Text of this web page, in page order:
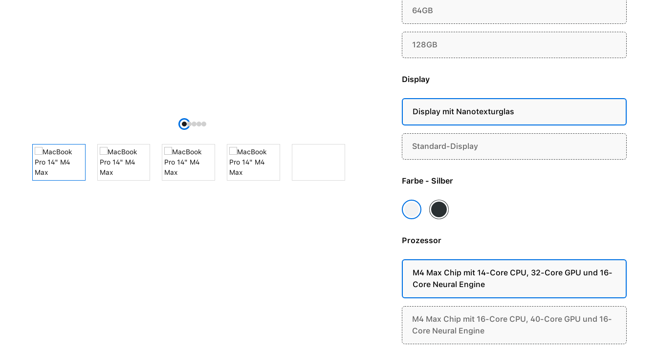
64GB
128GB
Display
Display mit Nanotexturglas
Standard-Display
Farbe - Silber
Silber Space Schwarz
Prozessor
M4 Max Chip mit 14-Core CPU, 32-Core GPU und 16-
Core Neural Engine
M4 Max Chip mit 16-Core CPU, 40-Core GPU und 16-
Core Neural Engine